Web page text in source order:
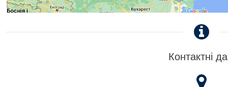
Контактні